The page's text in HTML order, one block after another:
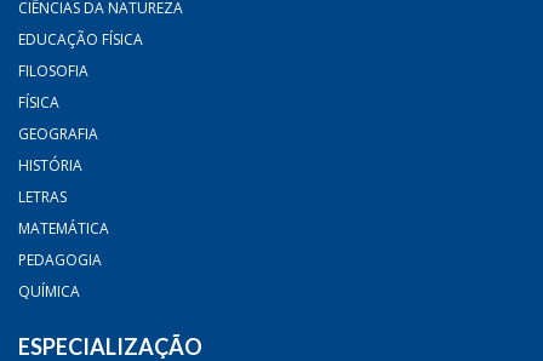
CIÊNCIAS DA NATUREZA
EDUCAÇÃO FÍSICA
FILOSOFIA
FÍSICA
GEOGRAFIA
HISTÓRIA
LETRAS
MATEMÁTICA
PEDAGOGIA
QUÍMICA
ESPECIALIZAÇÃO